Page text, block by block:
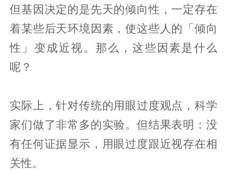
但基因决定的是先天的倾向性，一定存在
着某些后天环境因素，使这些人的「倾向
性」变成近视。那么，这些因素是什么
呢？
实际上，针对传统的用眼过度观点，科学
家们做了非常多的实验。但结果表明：没
有任何证据显示，用眼过度跟近视存在相
关性。